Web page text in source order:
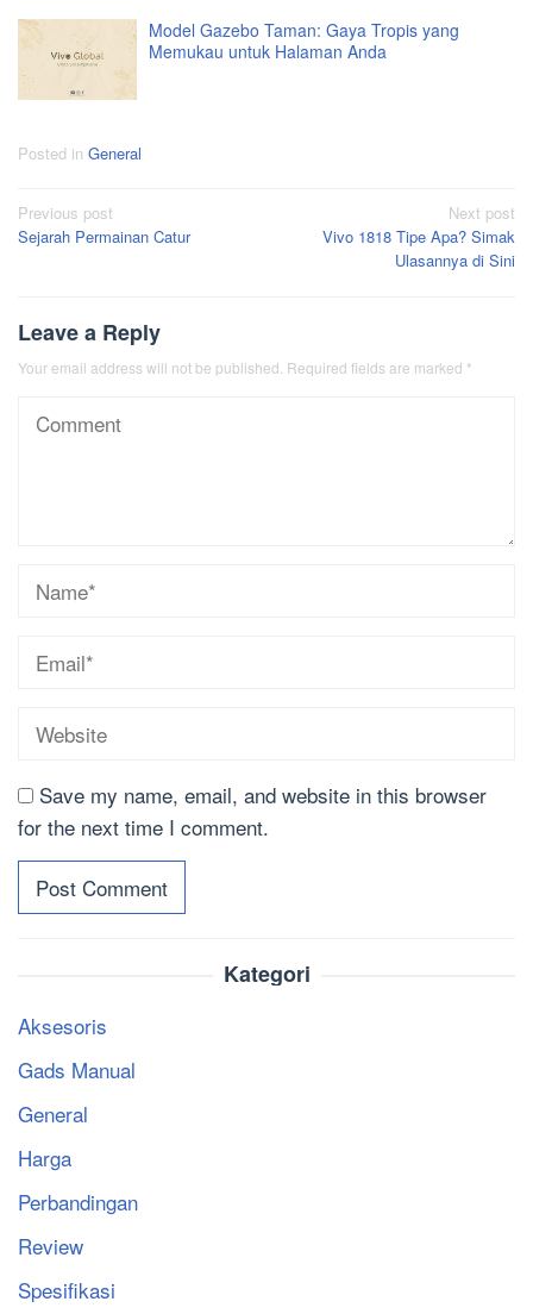
Model Gazebo Taman: Gaya Tropis yang
Memukau untuk Halaman Anda
Posted in General
Post
navigation
Previous post
Sejarah Permainan Catur
Next post
Vivo 1818 Tipe Apa? Simak
Ulasannya di Sini
Leave a Reply
Your email address will not be published. Required fields are marked *
Save my name, email, and website in this browser
for the next time I comment.
Kategori
Aksesoris
Gads Manual
General
Harga
Perbandingan
Review
Spesifikasi